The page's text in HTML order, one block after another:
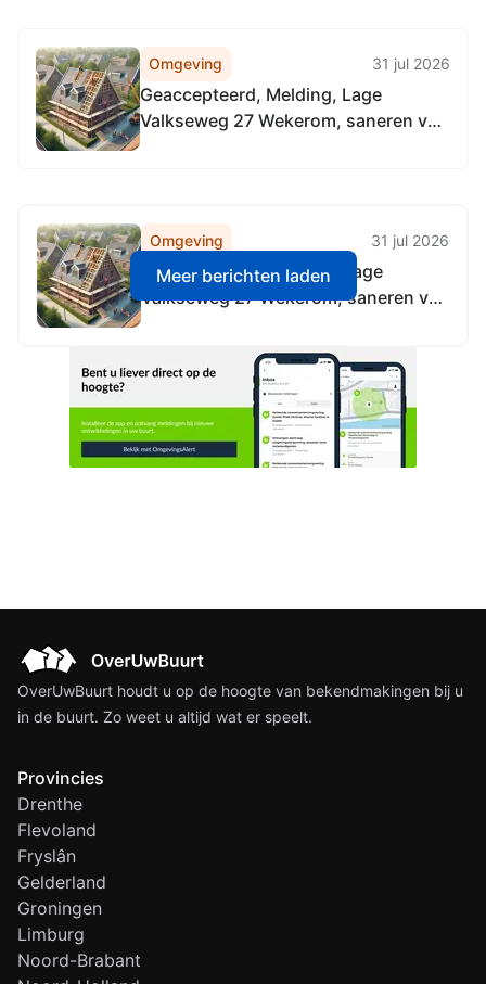
Omgeving 31 jul 2026
Geaccepteerd, Melding, Lage
Valkseweg 27 Wekerom, saneren van
Omgeving 31 jul 2026
Geaccepteerd, Melding, Lage
Valkseweg 27 Wekerom, saneren van
Meer berichten laden
OverUwBuurt houdt u op de hoogte van bekendmakingen bij u
in de buurt. Zo weet u altijd wat er speelt.
Provincies
Drenthe
Flevoland
Fryslân
Gelderland
Groningen
Limburg
Noord-Brabant